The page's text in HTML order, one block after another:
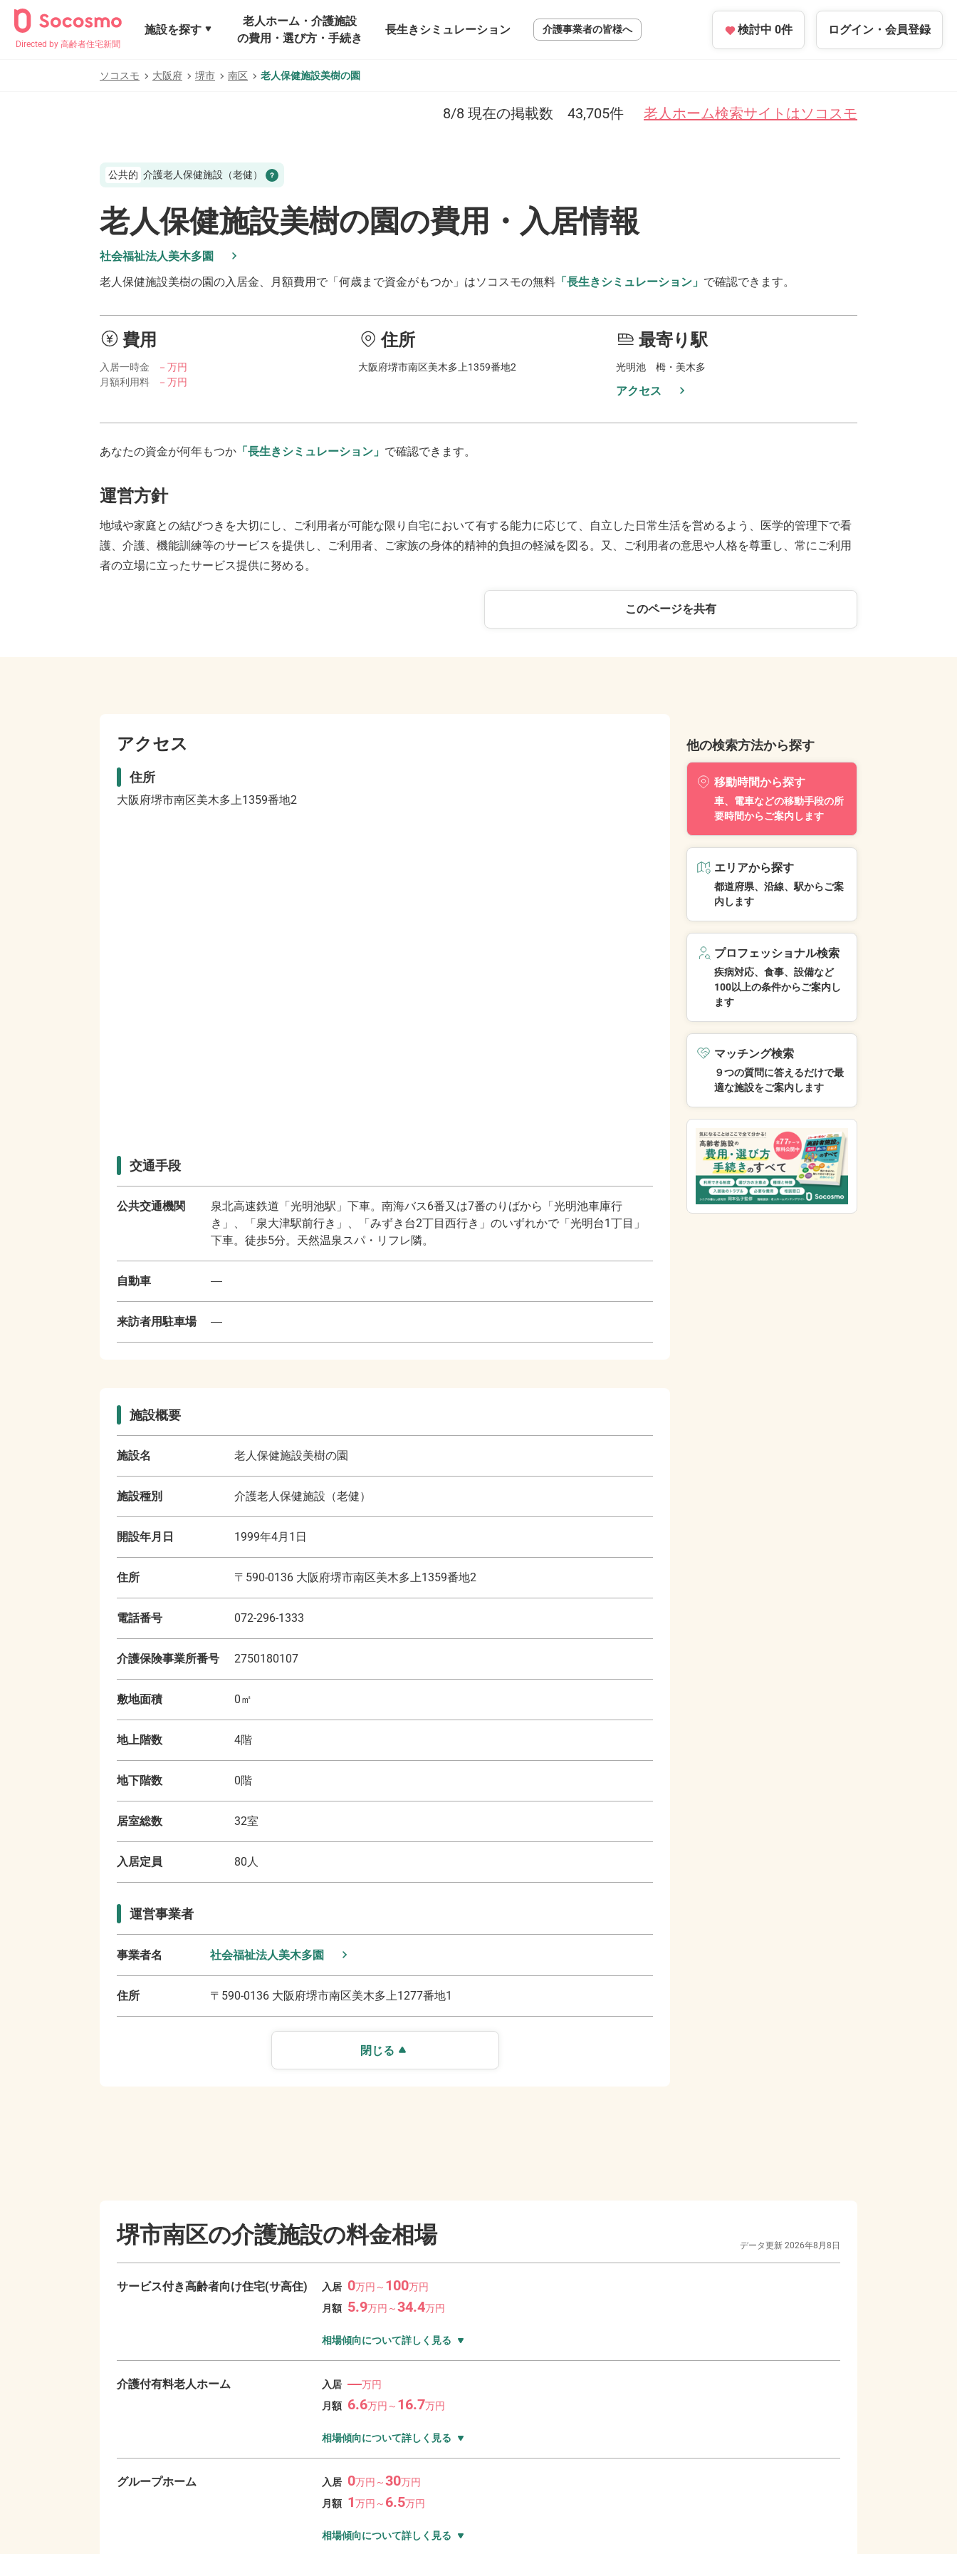
Directed by 高齢者住宅新聞
施設を探す
老人ホーム・介護施設
の費用・選び方・手続き
長生きシミュレーション 介護事業者の皆様へ 検討中 0件 ログイン・ 会員登録
ソコスモ 大阪府 堺市 南区 老人保健施設美樹の園
8/8 現在の掲載数 43,705件 老人ホーム検索サイトはソコスモ
公共的 介護老人保健施設（老健）
老人保健施設美樹の園の費用・入居情報
社会福祉法人美木多園
老人保健施設美樹の園の入居金、月額費用で「何歳まで資金がもつか」はソコスモの無料 「長生きシミュレーション」 で確認できます。
費用
入居一時金
－万円
月額利用料
－万円
住所
大阪府堺市南区美木多上1359番地2
最寄り駅
光明池 栂・美木多
アクセス
あなたの資金が何年もつか 「長生きシミュレーション」 で確認できます。
運営方針
地域や家庭との結びつきを大切にし、ご利用者が可能な限り自宅において有する能力に応じて、自立した日常生活を営めるよう、医学的管理下で看
護、介護、機能訓練等のサービスを提供し、ご利用者、ご家族の身体的精神的負担の軽減を図る。又、ご利用者の意思や人格を尊重し、常にご利用
者の立場に立ったサービス提供に努める。
このページを共有
アクセス
住所
大阪府堺市南区美木多上1359番地2
交通手段
公共交通機関
泉北高速鉄道「光明池駅」下車。南海バス6番又は7番のりばから「光明池車庫行
き」、「泉大津駅前行き」、「みずき台2丁目西行き」のいずれかで「光明台1丁目」
下車。徒歩5分。天然温泉スパ・リフレ隣。
自動車 ―
来訪者用駐車場 ―
施設概要
施設名 老人保健施設美樹の園
施設種別 介護老人保健施設（老健）
開設年月日 1999年4月1日
住所 〒 590-0136 大阪府堺市南区美木多上1359番地2
電話番号 072-296-1333
介護保険事業所番号 2750180107
敷地面積 0㎡
地上階数 4階
地下階数 0階
居室総数 32室
入居定員 80人
運営事業者
事業者名 社会福祉法人美木多園
住所 〒 590-0136 大阪府堺市南区美木多上1277番地1
閉じる
他の検索方法から探す
移動時間から探す
車、電車などの移動手段の所
要時間からご案内します
エリアから探す
都道府県、沿線、駅からご案
内します
プロフェッショナル検索
疾病対応、食事、設備など
100以上の条件からご案内し
ます
マッチング検索
９つの質問に答えるだけで最
適な施設をご案内します
堺市南区の介護施設の料金相場 データ更新 2026年8月8日
サービス付き高齢者向け住宅(サ高住) 入居 0万円～ 100万円
月額 5.9万円～34.4万円
相場傾向について詳しく見る
介護付有料老人ホーム 入居 ―万円
月額 6.6万円～ 16.7万円
相場傾向について詳しく見る
グループホーム 入居 0万円～30万円
月額 1万円～ 6.5万円
相場傾向について詳しく見る